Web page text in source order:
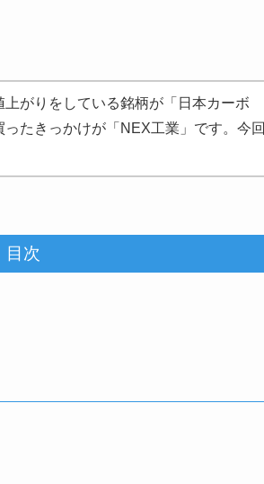
がりをしている銘柄が「日本カーボ
たきっかけが「NEX工業」です。今回
目次